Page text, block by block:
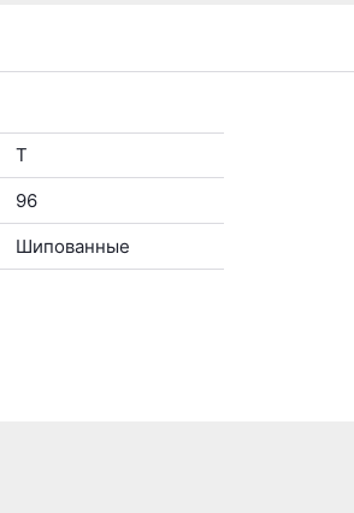
T
96
Шипованные